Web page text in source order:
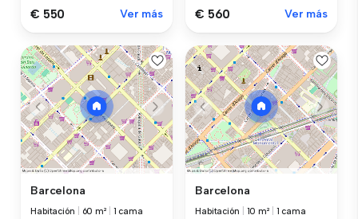
€ 550 Ver más € 560 Ver más
Barcelona
Habitación 60 m² 1 cama
Barcelona
Habitación 10 m² 1 cama